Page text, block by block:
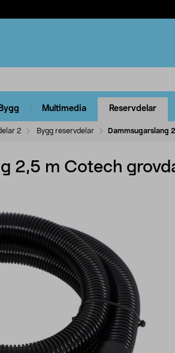
Bygg Multimedia Reservdelar
2 Bygg reservdelar Dammsugarslang
2,5 m Cotech